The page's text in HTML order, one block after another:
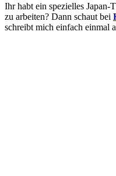
Ihr habt ein spezielles Japan-
zu arbeiten? Dann schaut bei
schreibt mich einfach einmal